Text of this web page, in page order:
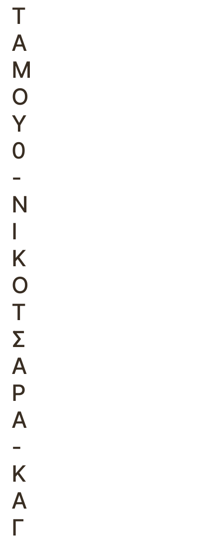
Τ
Α
Μ
Ο
Υ
0
-
Ν
Ι
Κ
Ο
Τ
Σ
Α
Ρ
Α
-
Κ
Α
Γ